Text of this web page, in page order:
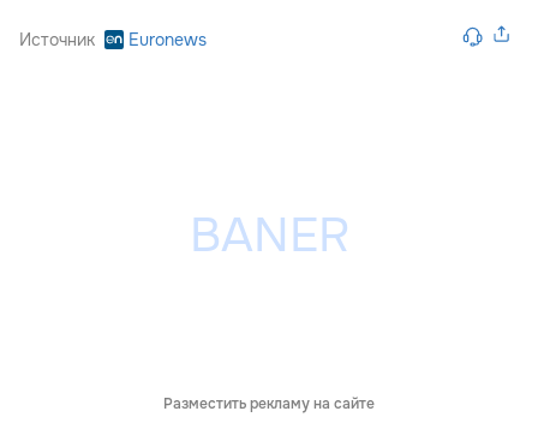
Источник Euronews
Разместить рекламу на сайте